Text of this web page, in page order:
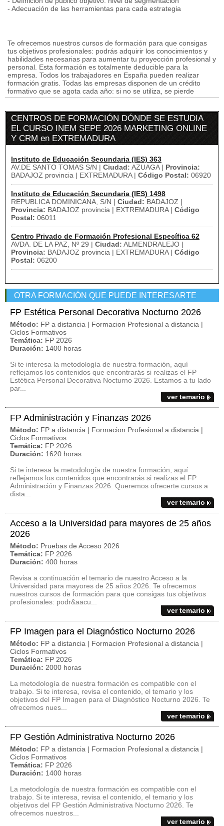
- Adecuación de las herramientas para cada estrategia
Te ofrecemos nuestros cursos de formación para que consigas
tus objetivos profesionales: podrás adquirir los conocimientos y
habilidades necesarias para aumentar tu proyección profesional y
personal. Esta formación es totalmente deducible para la
empresa. Todos los trabajadores en España pueden realizar
formación gratis. Todas las empresas disponen de un crédito
formativo que se agota cada año: si no se utiliza, se pierde
CENTROS DE FORMACIÓN DÓNDE SE ESTUDIA
EL CURSO INEM SEPE 2026 MARKETING ONLINE
Y CRM en EXTREMADURA
Instituto de Educación Secundaria (IES) 363
AV.DE SANTO TOMAS S/N | Ciudad: AZUAGA | Provincia:
BADAJOZ provincia | EXTREMADURA | Código Postal: 06920
Instituto de Educación Secundaria (IES) 1498
REPUBLICA DOMINICANA, S/N | Ciudad: BADAJOZ |
Provincia: BADAJOZ provincia | EXTREMADURA | Código
Postal: 06011
Centro Privado de Formación Profesional Específica 62
AVDA. DE LA PAZ, Nº 29 | Ciudad: ALMENDRALEJO |
Provincia: BADAJOZ provincia | EXTREMADURA | Código
Postal: 06200
OTRA FORMACIÓN QUE PUEDE INTERESARTE
FP Estética Personal Decorativa Nocturno 2026
Método: FP a distancia | Formacion Profesional a distancia |
Ciclos Formativos
Temática: FP 2026
Duración: 1400 horas
Si te interesa la metodología de nuestra formación, aquí
reflejamos los contenidos que encontrarás si realizas el FP
Estética Personal Decorativa Nocturno 2026. Estamos a tu lado
par...
ver temario
FP Administración y Finanzas 2026
Método: FP a distancia | Formacion Profesional a distancia |
Ciclos Formativos
Temática: FP 2026
Duración: 1620 horas
Si te interesa la metodología de nuestra formación, aquí
reflejamos los contenidos que encontrarás si realizas el FP
Administración y Finanzas 2026. Queremos ofrecerte cursos a
dista...
ver temario
Acceso a la Universidad para mayores de 25 años
2026
Método: Pruebas de Acceso 2026
Temática: FP 2026
Duración: 400 horas
Revisa a continuación el temario de nuestro Acceso a la
Universidad para mayores de 25 años 2026. Te ofrecemos
nuestros cursos de formación para que consigas tus objetivos
profesionales: podr&aacu...
ver temario
FP Imagen para el Diagnóstico Nocturno 2026
Método: FP a distancia | Formacion Profesional a distancia |
Ciclos Formativos
Temática: FP 2026
Duración: 2000 horas
La metodología de nuestra formación es compatible con el
trabajo. Si te interesa, revisa el contenido, el temario y los
objetivos del FP Imagen para el Diagnóstico Nocturno 2026. Te
ofrecemos nues...
ver temario
FP Gestión Administrativa Nocturno 2026
Método: FP a distancia | Formacion Profesional a distancia |
Ciclos Formativos
Temática: FP 2026
Duración: 1400 horas
La metodología de nuestra formación es compatible con el
trabajo. Si te interesa, revisa el contenido, el temario y los
objetivos del FP Gestión Administrativa Nocturno 2026. Te
ofrecemos nuestros...
ver temario